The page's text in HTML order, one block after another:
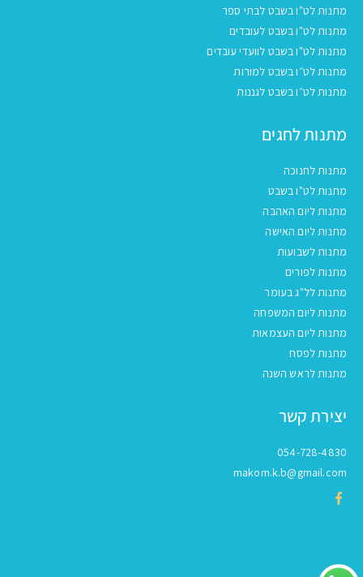
מתנות לט"ו בשבט לבתי ספר
מתנות לט"ו בשבט לעובדים
מתנות לט"ו בשבט לוועדי עובדים
מתנות לט״ו בשבט למורות
מתנות לט״ו בשבט לגננות
מתנות לחגים
מתנות לחנוכה
מתנות לט"ו בשבט
מתנות ליום האהבה
מתנות ליום האישה
מתנות לשבועות
מתנות לפורים
מתנות לל"ג בעומר
מתנות ליום המשפחה
מתנות ליום העצמאות
מתנות לפסח
מתנות לראש השנה
יצירת קשר
054-728-4830
makom.k.b@gmail.com